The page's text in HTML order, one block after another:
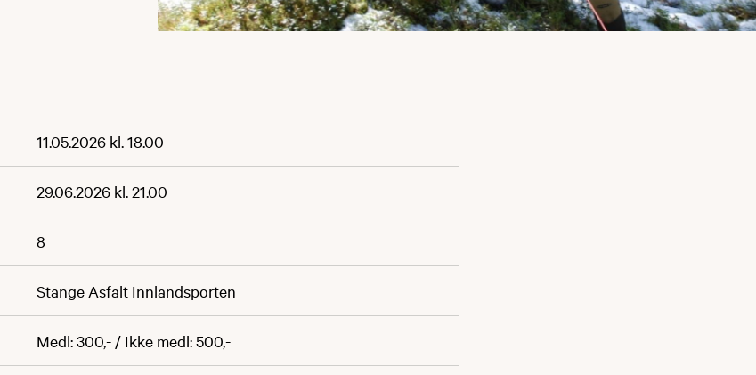
11.05.2026 kl. 18.00
29.06.2026 kl. 21.00
8
Stange Asfalt Innlandsporten
Medl: 300,- / Ikke medl: 500,-